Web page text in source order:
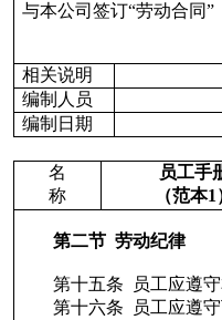
与本公司签订“劳动合同
相关说明
编制人员
编制日期
名
称
员工手
（范本1
第二节 劳动纪律
第十五条
员工应遵
第十六条
员工应遵